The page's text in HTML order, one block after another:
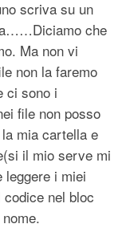
scriva su un
che
Ma non vi
non la faremo
ci sono i
file non posso
mia cartella e
il mio serve mi
i miei
nel bloc